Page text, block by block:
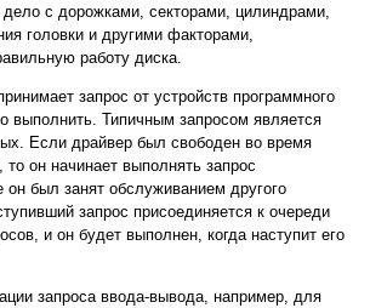
с дорожками, секторами, цилиндрами,
головки и другими факторами,
работу диска.
запрос от устройств программного
выполнить. Типичным запросом является
Если драйвер был свободен во время
то он начинает выполнять запрос
был занят обслуживанием другого
запрос присоединяется к очереди
и он будет выполнен, когда наступит его
запроса ввода-вывода, например, для